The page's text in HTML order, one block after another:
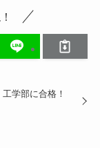
学部に合格！